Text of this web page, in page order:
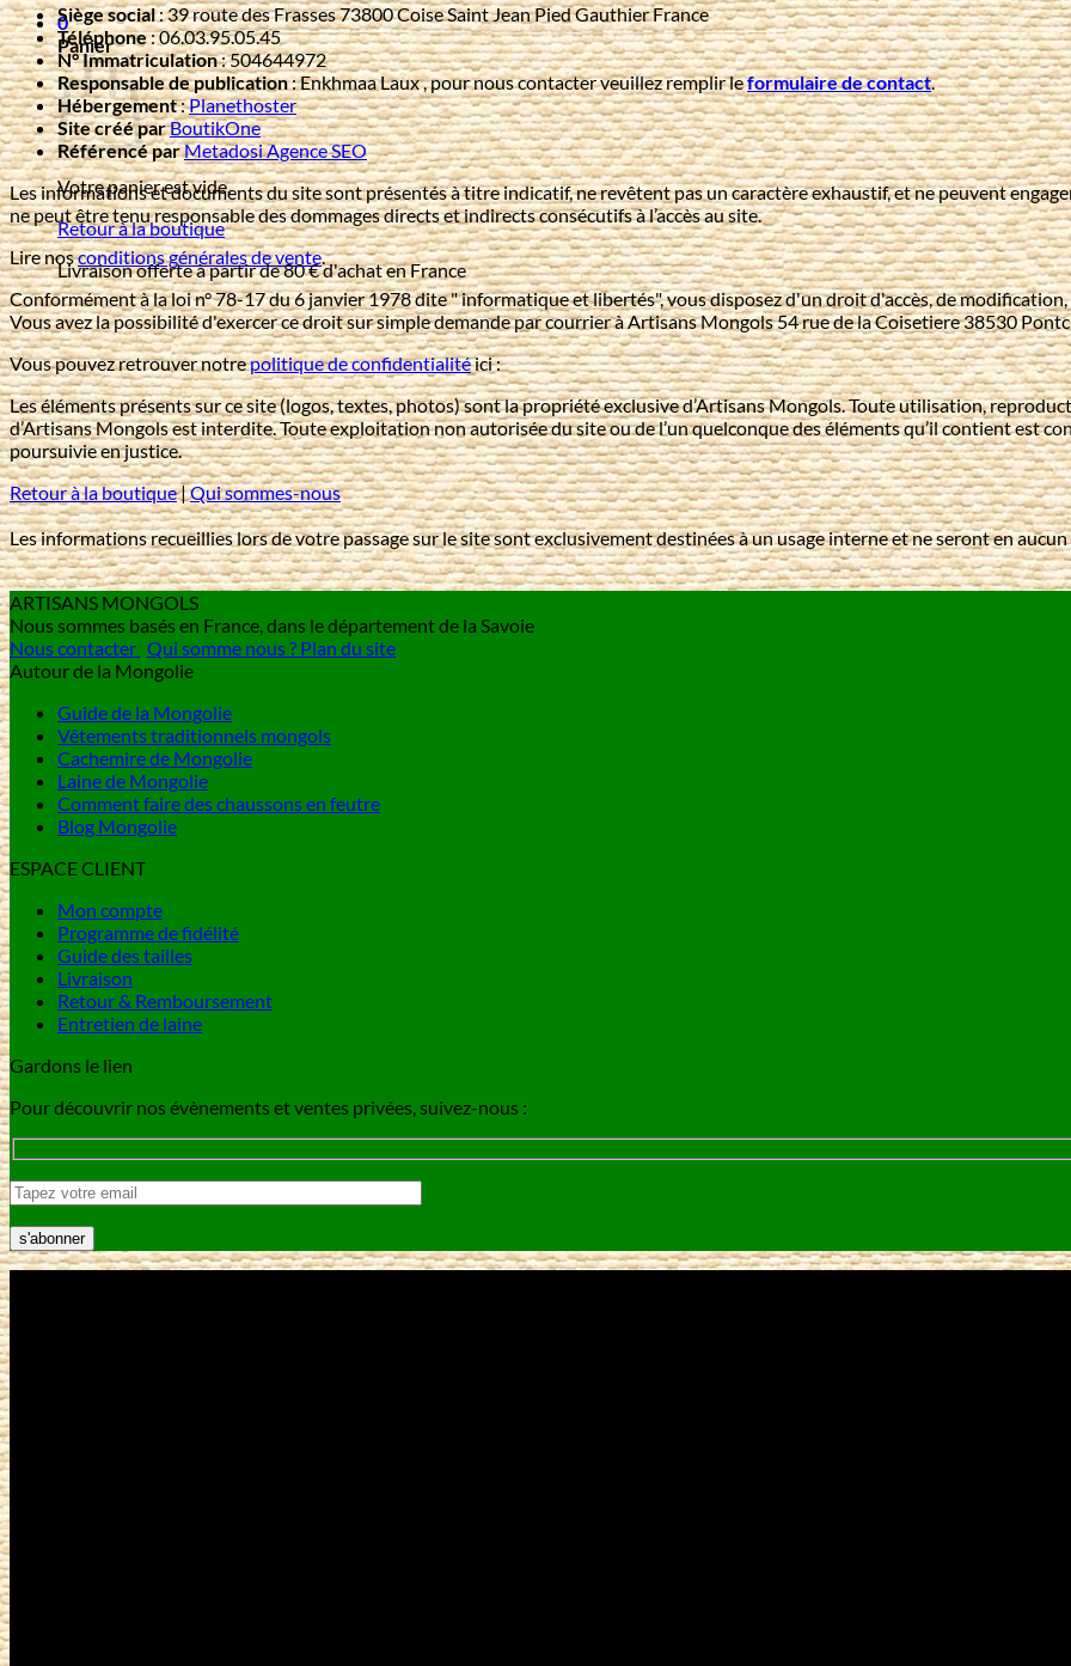
0
Panier
Votre panier est vide.
Retour à la boutique
Livraison offerte à partir de 80 € d'achat en France
Siège social: 39 route des Frasses 73800 Coise Saint Jean Pied Gauthier France
Téléphone: 06.03.95.05.45
N° Immatriculation: 504644972
Responsable de publication: Enkhmaa Laux , pour nous contacter veuillez remplir leformulaire de contact.
Hébergement:Planethoster
Site créé parBoutikOne
Référencé parMetadosi Agence SEO
Les informations et documents du site sont présentés à titre indicatif, ne revêtent pas un caractère exhaustif, et ne peuvent
ne peut être tenu responsable des dommages directs et indirects consécutifs à l’accès au site.
Lire nosconditions générales de vente.
Conformément à la loi n° 78-17 du 6 janvier 1978 dite " informatique et libertés", vous disposez d'un droit d'accès, de
Vous avez la possibilité d'exercer ce droit sur simple demande par courrier à Artisans Mongols 54 rue de la Coisetiere 38530
Vous pouvez retrouver notrepolitique de confidentialitéici :
Les éléments présents sur ce site (logos, textes, photos) sont la propriété exclusive d’Artisans Mongols. Toute utilisation,
d’Artisans Mongols est interdite. Toute exploitation non autorisée du site ou de l’un quelconque des éléments qu’il contient est
poursuivie en justice.
Retour à la boutique|Qui sommes-nous
Les informations recueillies lors de votre passage sur le site sont exclusivement destinées à un usage interne et ne seront en
ARTISANS MONGOLS
Nous sommes basés en France, dans le département de la Savoie
Nous contacter Qui somme nous ? Plan du site
Autour de la Mongolie
Guide de la Mongolie
Vêtements traditionnels mongols
Cachemire de Mongolie
Laine de Mongolie
Comment faire des chaussons en feutre
Blog Mongolie
ESPACE CLIENT
Mon compte
Programme de fidélité
Guide des tailles
Livraison
Retour & Remboursement
Entretien de laine
Gardons le lien
Pour découvrir nos évènements et ventes privées, suivez-nous :